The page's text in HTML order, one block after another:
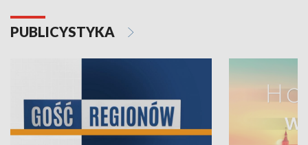
PUBLICYSTYKA